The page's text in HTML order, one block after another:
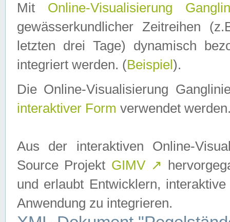
Mit Online-Visualisierung
gewässerkundlicher Zeitreihen
letzten drei Tage) dynamisch
integriert werden. (Beispiel ).
Die Online-Visualisierung
interaktiver Form verwendet
Aus der interaktiven Online-
Source Projekt GIMV ↗
und erlaubt Entwicklern,
Anwendung zu integrieren.